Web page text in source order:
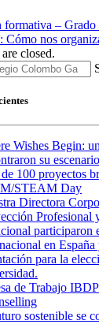
formativa –
Cómo nos
closed.
Wishes Begin:
su escenario
100 proyectos
STEAM Day
Directora
Profesional
participaron
en
para la
de Trabajo
sostenible se